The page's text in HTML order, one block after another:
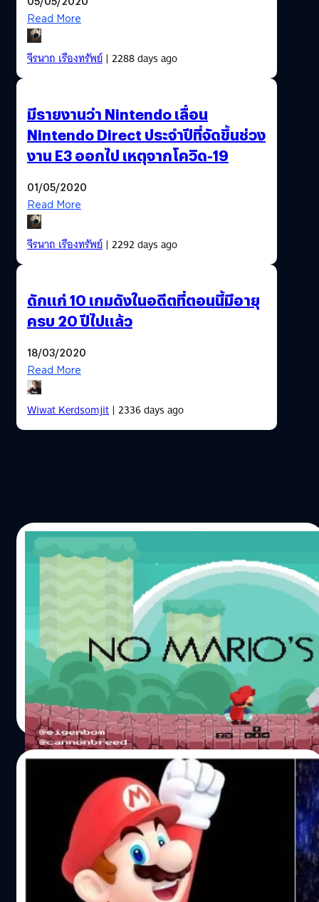
Read More
จีรนาถ เรืองทรัพย์| 2288 days ago
มีรายงานว่า Nintendo เลื่อน
Nintendo Direct ประจำปีที่จัดขึ้นช่วง
งาน E3 ออกไป เหตุจากโควิด-19
01/05/2020
Read More
จีรนาถ เรืองทรัพย์| 2292 days ago
ดักแก่ 10 เกมดังในอดีตที่ตอนนี้มีอายุ
ครบ 20 ปีไปแล้ว
18/03/2020
Read More
Wiwat Kerdsomjit| 2336 days ago
01/09/2016
“No Mario’s Sky” : เล่นเกม Mario ในสไตล์
No Man’s Sky
ASMB Games ได้ดัดแปลงเกมสุดคลาสสิคอย่าง Super
Mario Bros. มาในสไตล์ของเกมที่กำลังโด่งดังอย่าง No
Man's Sky ได้อย่างลงตัวและได้บรรยากาศครบถ้วน
ปรีดี ฤกษ์วลีกุล | 3630 days ago
Read More
อธิบายเหตุผล ทำไมเกมและการ์ตูนของญี่ปุ่น
จึงสำคัญในพิธีปิด Rio 2016
ที่มาของแนวคิด ญี่ปุ่นในพิธีปิด Rio 2016 มันคือ หนึ่งใน
แผนการแก้ไขปรับโครงสร้างเศรษฐกิจที่โด่งดังไปทั่วโลกใน